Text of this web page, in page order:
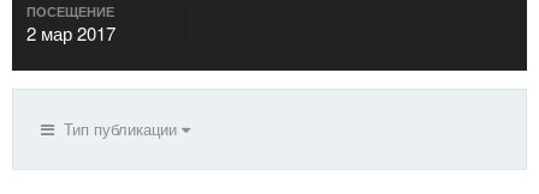
ПОСЕЩЕНИЕ
2 мар 2017
Тип публикации